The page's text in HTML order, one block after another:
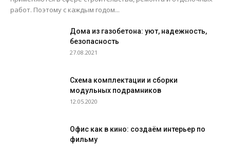
работ. Поэтому с каждым годом...
Дома из газобетона: уют, надежность,
безопасность
27.08.2021
Схема комплектации и сборки
модульных подрамников
12.05.2020
Офис как в кино: создаём интерьер по
фильму